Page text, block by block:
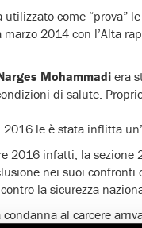
utilizzato come “prova”
marzo 2014 con l’Alta
Mohammadiera
di salute.
2016 le è stata inflitta
2016 infatti, la sezione
nei suoi confronti
la sicurezza
condanna al carcere